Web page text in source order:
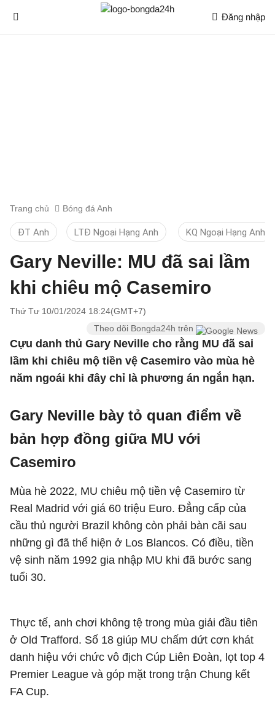
Đăng nhập
Trang chủ Bóng đá Anh
ĐT Anh LTĐ Ngoại Hạng Anh KQ Ngoại Hạng Anh
Gary Neville: MU đã sai lầm
khi chiêu mộ Casemiro
Thứ Tư 10/01/2024 18:24(GMT+7)
Theo dõi Bongda24h trên
Cựu danh thủ Gary Neville cho rằng MU đã sai
lầm khi chiêu mộ tiền vệ Casemiro vào mùa hè
năm ngoái khi đây chỉ là phương án ngắn hạn.
Gary Neville bày tỏ quan điểm về
bản hợp đồng giữa MU với
Casemiro
Mùa hè 2022, MU chiêu mộ tiền vệ Casemiro từ
Real Madrid với giá 60 triệu Euro. Đẳng cấp của
cầu thủ người Brazil không còn phải bàn cãi sau
những gì đã thể hiện ở Los Blancos. Có điều, tiền
vệ sinh năm 1992 gia nhập MU khi đã bước sang
tuổi 30.
Thực tế, anh chơi không tệ trong mùa giải đầu tiên
ở Old Trafford. Số 18 giúp MU chấm dứt cơn khát
danh hiệu với chức vô địch Cúp Liên Đoàn, lọt top 4
Premier League và góp mặt trong trận Chung kết
FA Cup.